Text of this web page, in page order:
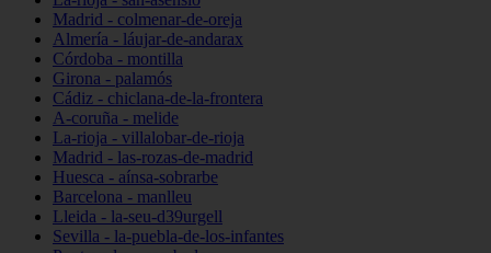
Madrid - colmenar-de-oreja
Almería - láujar-de-andarax
Córdoba - montilla
Girona - palamós
Cádiz - chiclana-de-la-frontera
A-coruña - melide
La-rioja - villalobar-de-rioja
Madrid - las-rozas-de-madrid
Huesca - aínsa-sobrarbe
Barcelona - manlleu
Lleida - la-seu-d39urgell
Sevilla - la-puebla-de-los-infantes